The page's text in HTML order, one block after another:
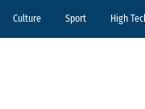
Culture Sport High